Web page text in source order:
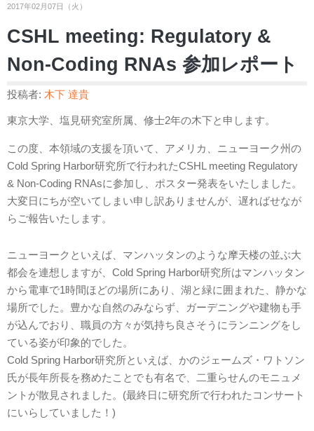
2017年02月07日（火）
CSHL meeting: Regulatory &
Non-Coding RNAs 参加レポート
投稿者: 木下 達貴
東京大学、塩見研究室所属、修士2年の木下と申します。
この度、本領域の支援を頂いて、アメリカ、ニューヨーク州の
Cold Spring Harbor研究所で行われたCSHL meeting Regulatory
& Non-Coding RNAsに参加し、ポスター発表をいたしました。
大変日にちが空いてしまい申し訳ありませんが、遅ればせなが
らご報告いたします。
ニューヨークといえば、マンハッタンのような摩天楼の並ぶ大
都会を連想しますが、Cold Spring Harbor研究所はマンハッタン
から電車で1時間ほどの場所にあり、湖と緑に囲まれた、静かな
場所でした。豊かな自然のみならず、ガーデニングや建物も手
が込んでおり、職員の方々が気持ち良さそうにランニングをし
ている姿が印象的でした。
Cold Spring Harbor研究所といえば、かのジェームズ・ワトソン
氏が長年所長を務めたことでも有名で、二重らせんのモニュメ
ントが散見されました。(最終日に研究所で行われたコンサート
にいらしていました！)